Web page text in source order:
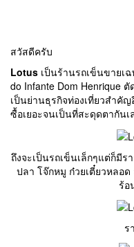
สวัสดีครับ
Lotus เป็นร้านรถเข็นขายเ
do Infante Dom Henrique
เป็นย่านธุรกิจท่องเที่ยวสำคั
ซื้อเยอะจนเป็นที่สะดุดตากันเ
ถึงจะเป็นรถเข็นเล็กๆแต่ก็มีร
ปลา โจ๊กหมู ก๋วยเตี๋ยวหลอ
ร้อ
ร